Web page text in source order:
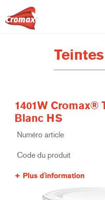
1401W Cromax®
Blanc HS
Numéro article
Code du produit
Plus d'information